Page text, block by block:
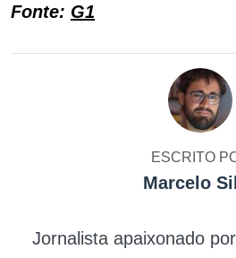
Fonte: G1
ESCRITO
Marcelo
Jornalista apaixonado